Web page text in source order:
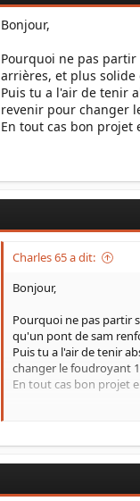
i
o
s
:
Bonjour,
Pourquoi ne pas
arrières, et plus
Puis tu a l'air de tenir
revenir pour changer
En tout cas bon projet
Charles 65 a dit:
Bonjour,
Pourquoi ne pas partir
qu'un pont de sam
Puis tu a l'air de tenir
changer le foudroyant
En tout cas bon projet
aucune envie de
Les 4 places oui enfin
reprogrammer